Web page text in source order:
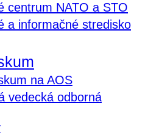
centrum NATO a STO
a informačné stredisko
na AOS
vedecká odborná